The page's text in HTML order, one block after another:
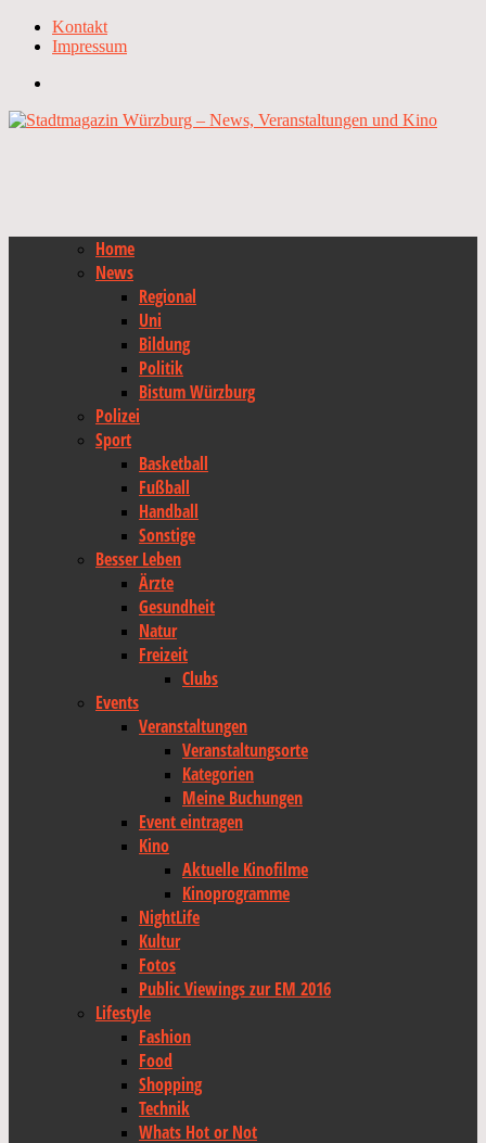
Kontakt
Impressum
Home
News
Regional
Uni
Bildung
Politik
Bistum Würzburg
Polizei
Sport
Basketball
Fußball
Handball
Sonstige
Besser Leben
Ärzte
Gesundheit
Natur
Freizeit
Clubs
Events
Veranstaltungen
Veranstaltungsorte
Kategorien
Meine Buchungen
Event eintragen
Kino
Aktuelle Kinofilme
Kinoprogramme
NightLife
Kultur
Fotos
Public Viewings zur EM 2016
Lifestyle
Fashion
Food
Shopping
Technik
Whats Hot or Not